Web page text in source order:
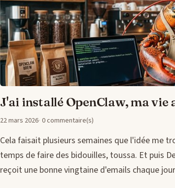
J'ai installé OpenClaw, ma vie
22 mars 2026 0 commentaire(s)
Cela faisait plusieurs semaines que l'idée me
temps de faire des bidouilles, toussa. Et puis
reçoit une bonne vingtaine d'emails chaque